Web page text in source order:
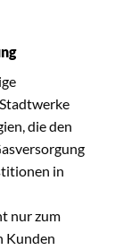
die den
in
nur zum
Kunden